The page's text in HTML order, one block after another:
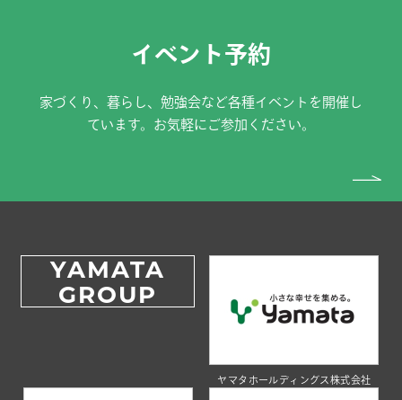
イベント予約
家づくり、暮らし、勉強会など各種イベントを開催し
ています。お気軽にご参加ください。
YAMATA
GROUP
ヤマタホールディングス株式会社